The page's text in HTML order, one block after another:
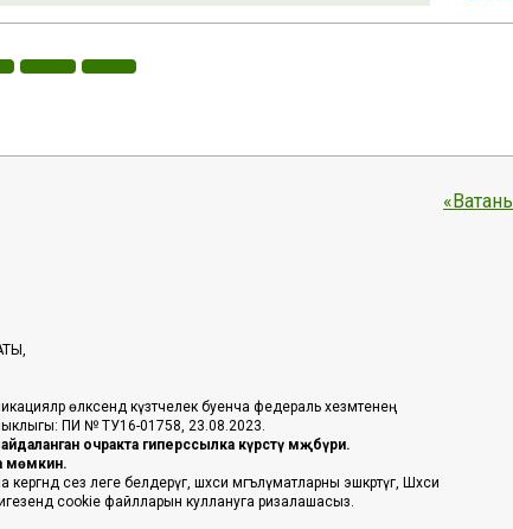
өлкәсендә күзәтчелек буенча федераль хезмәтенең
ПИ № ТУ16-01758, 23.08.2023.
очракта гиперссылка күрсәтү мәҗбүри.
мөмкин.
сез әлеге белдерүгә, шәхси мәгълүматларны эшкәртүгә, Шәхси
cookie файлларын куллануга ризалашасыз.